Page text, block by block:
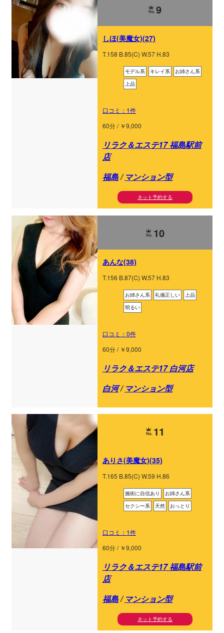
9
しほ(美魔女)(27)
T.158 B.85(C) W.57 H.83
モデル系 キレイ系
お姉さん系
上品
口コミ：1件
60分 / ￥9,000
リラク＆エステ17 福島駅前
店
福島/ マンション型
ネット予約する
10
あんな(38)
T.156 B.87(C) W.57 H.83
お姉さん系 礼儀正しい
上品
明るい
口コミ：0件
60分 / ￥9,000
リラク＆エステ17 白河店
白河/ マンション型
11
ありさ(美魔女)(35)
T.165 B.85(C) W.59 H.86
施術に自信あり
お姉さん系
セクシー系
天然 おっとり
口コミ：1件
60分 / ￥9,000
リラク＆エステ17 福島駅前
店
福島/ マンション型
ネット予約する